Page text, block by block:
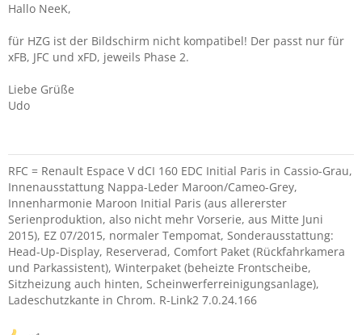
Hallo NeeK,
für HZG ist der Bildschirm nicht kompatibel! Der passt nur für
xFB, JFC und xFD, jeweils Phase 2.
Liebe Grüße
Udo
RFC = Renault Espace V dCI 160 EDC Initial Paris in Cassio-Grau,
Innenausstattung Nappa-Leder Maroon/Cameo-Grey,
Innenharmonie Maroon Initial Paris (aus allererster
Serienproduktion, also nicht mehr Vorserie, aus Mitte Juni
2015), EZ 07/2015, normaler Tempomat, Sonderausstattung:
Head-Up-Display, Reserverad, Comfort Paket (Rückfahrkamera
und Parkassistent), Winterpaket (beheizte Frontscheibe,
Sitzheizung auch hinten, Scheinwerferreinigungsanlage),
Ladeschutzkante in Chrom. R-Link2 7.0.24.166